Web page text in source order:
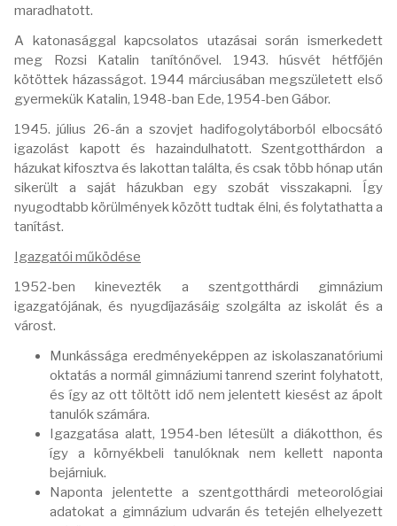
maradhatott.
A katonasággal kapcsolatos utazásai során ismerkedett
meg Rozsi Katalin tanítónővel. 1943. húsvét hétfőjén
kötöttek házasságot. 1944 márciusában megszületett első
gyermekük Katalin, 1948-ban Ede, 1954-ben Gábor.
1945. július 26-án a szovjet hadifogolytáborból elbocsátó
igazolást kapott és hazaindulhatott. Szentgotthárdon a
házukat kifosztva és lakottan találta, és csak több hónap után
sikerült a saját házukban egy szobát visszakapni. Így
nyugodtabb körülmények között tudtak élni, és folytathatta a
tanítást.
Igazgatói működése
1952-ben kinevezték a szentgotthárdi gimnázium
igazgatójának, és nyugdíjazásáig szolgálta az iskolát és a
várost.
Munkássága eredményeképpen az iskolaszanatóriumi
oktatás a normál gimnáziumi tanrend szerint folyhatott,
és így az ott töltött idő nem jelentett kiesést az ápolt
tanulók számára.
Igazgatása alatt, 1954-ben létesült a diákotthon, és
így a környékbeli tanulóknak nem kellett naponta
bejárniuk.
Naponta jelentette a szentgotthárdi meteorológiai
adatokat a gimnázium udvarán és tetején elhelyezett